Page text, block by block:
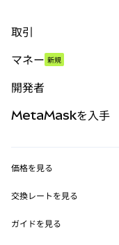
取引
パーペチュアル
RWA
マネー 新規
開発者
MetaMask Connect
Snaps
MetaMaskを入手
セキュリティ
価格を見る
イーサリアムの価格
Solanaの価格
交換レートを見る
ETH→USD
ガイドを見る